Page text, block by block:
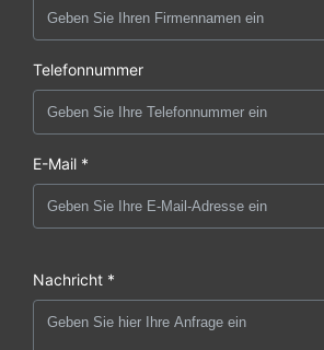
Telefonnummer
E-Mail *
Nachricht *